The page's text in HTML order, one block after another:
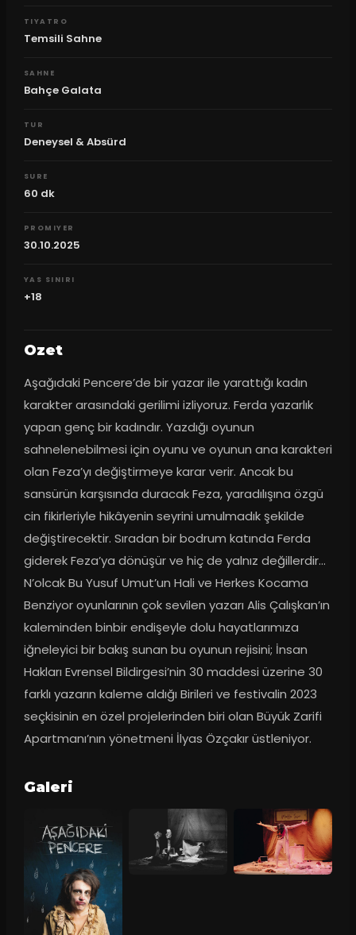
TIYATRO
Temsili Sahne
SAHNE
Bahçe Galata
TUR
Deneysel & Absürd
SURE
60 dk
PROMIYER
30.10.2025
YAS SINIRI
+18
Ozet
Aşağıdaki Pencere’de bir yazar ile yarattığı kadın
karakter arasındaki gerilimi izliyoruz. Ferda yazarlık
yapan genç bir kadındır. Yazdığı oyunun
sahnelenebilmesi için oyunu ve oyunun ana karakteri
olan Feza’yı değiştirmeye karar verir. Ancak bu
sansürün karşısında duracak Feza, yaradılışına özgü
cin fikirleriyle hikâyenin seyrini umulmadık şekilde
değiştirecektir. Sıradan bir bodrum katında Ferda
giderek Feza’ya dönüşür ve hiç de yalnız değillerdir...
N’olcak Bu Yusuf Umut’un Hali ve Herkes Kocama
Benziyor oyunlarının çok sevilen yazarı Alis Çalışkan’ın
kaleminden binbir endişeyle dolu hayatlarımıza
iğneleyici bir bakış sunan bu oyunun rejisini; İnsan
Hakları Evrensel Bildirgesi’nin 30 maddesi üzerine 30
farklı yazarın kaleme aldığı Birileri ve festivalin 2023
seçkisinin en özel projelerinden biri olan Büyük Zarifi
Apartmanı’nın yönetmeni İlyas Özçakır üstleniyor.
Galeri